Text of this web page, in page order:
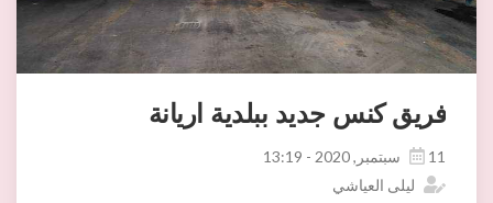
فريق كنس جديد ببلدية اريانة
11 سبتمبر, 2020 - 13:19
ليلى العياشي